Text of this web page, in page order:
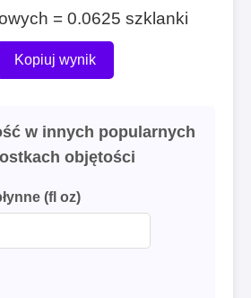
= 0.0625 szklanki
Kopiuj wynik
w innych popularnych
objętości
(fl oz)